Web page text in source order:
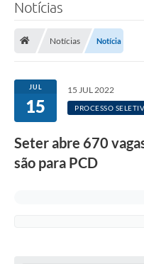
Notícias
Notícias Notícia
JUL
15
15 JUL 2022
PROCESSO
Seter abre 670
são para PCD